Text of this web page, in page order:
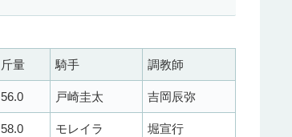
斤量 騎手 調教師
56.0 戸崎圭太 吉岡辰弥
58.0 モレイラ 堀宣行